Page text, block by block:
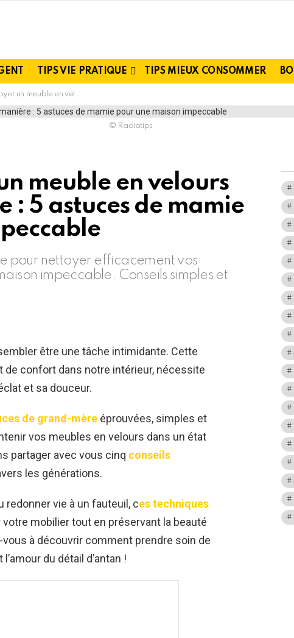
TIPS VIE PRATIQUE TIPS MIEUX CONSOMMER
manière : 5 astuces de mamie pour une maison impeccable
© Radiotips
meuble en velours
: 5 astuces de mamie
pour nettoyer efficacement vos
impeccable. Conseils simples et
être une tâche intimidante. Cette
de confort dans notre intérieur, nécessite
et sa douceur.
de grand-mère éprouvées, simples et
vos meubles en velours dans un état
partager avec vous cinq conseils
les générations.
redonner vie à un fauteuil, ces techniques
mobilier tout en préservant la beauté
à découvrir comment prendre soin de
du détail d’antan !